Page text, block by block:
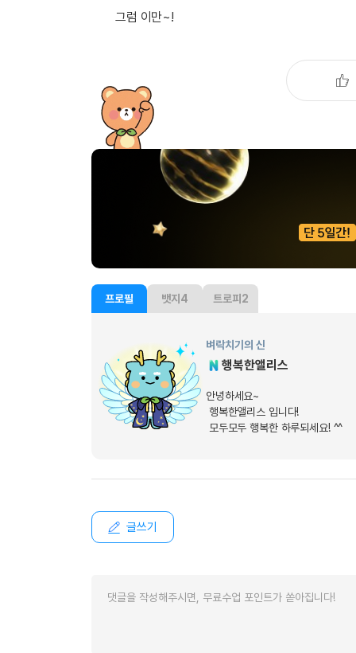
업적 트로피&퀘스트
퀘스트
업적 트로피
[도전]이디엄퀴즈
[도전]어휘퀴즈
[도전]어휘퀴즈새글
[도전]어휘퀴즈
[도전]어휘퀴즈
[도전]어휘퀴즈
[도전]어휘퀴즈
[도전]어휘퀴즈
유용한영어표현
유용한영어표현
유용한영어표현
유용한영어표현
유용한영어표현
유용한영어표현
그럼 이만~!
프로필 뱃지4 트로피2
벼락치기의 신
행복한앨리스
안녕하세요~
행복한앨리스 입니다!
모두모두 행복한 하루되세요! ^^
글쓰기